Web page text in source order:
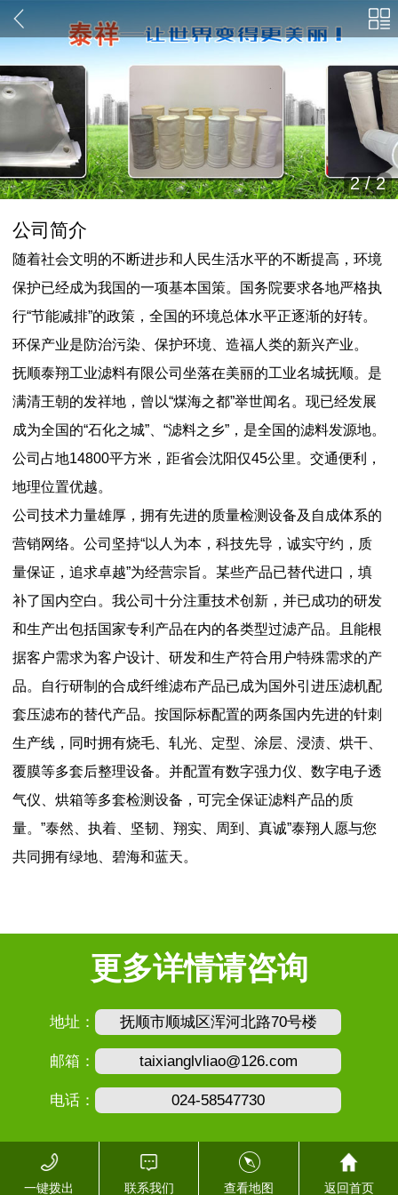
2/2
公司简介
随着社会文明的不断进步和人民生活水平的不断提高，环境
保护已经成为我国的一项基本国策。国务院要求各地严格执
行“节能减排”的政策，全国的环境总体水平正逐渐的好转。
环保产业是防治污染、保护环境、造福人类的新兴产业。
抚顺泰翔工业滤料有限公司坐落在美丽的工业名城抚顺。是
满清王朝的发祥地，曾以“煤海之都”举世闻名。现已经发展
成为全国的“石化之城”、“滤料之乡”，是全国的滤料发源地。
公司占地14800平方米，距省会沈阳仅45公里。交通便利，
地理位置优越。
公司技术力量雄厚，拥有先进的质量检测设备及自成体系的
营销网络。公司坚持“以人为本，科技先导，诚实守约，质
量保证，追求卓越”为经营宗旨。某些产品已替代进口，填
补了国内空白。我公司十分注重技术创新，并已成功的研发
和生产出包括国家专利产品在内的各类型过滤产品。且能根
据客户需求为客户设计、研发和生产符合用户特殊需求的产
品。自行研制的合成纤维滤布产品已成为国外引进压滤机配
套压滤布的替代产品。按国际标配置的两条国内先进的针刺
生产线，同时拥有烧毛、轧光、定型、涂层、浸渍、烘干、
覆膜等多套后整理设备。并配置有数字强力仪、数字电子透
气仪、烘箱等多套检测设备，可完全保证滤料产品的质
量。”泰然、执着、坚韧、翔实、周到、真诚”泰翔人愿与您
共同拥有绿地、碧海和蓝天。
更多详情请咨询
地址： 抚顺市顺城区浑河北路70号楼
邮箱： taixianglvliao@126.com
电话： 024-58547730
一键拨出 联系我们 查看地图 返回首页